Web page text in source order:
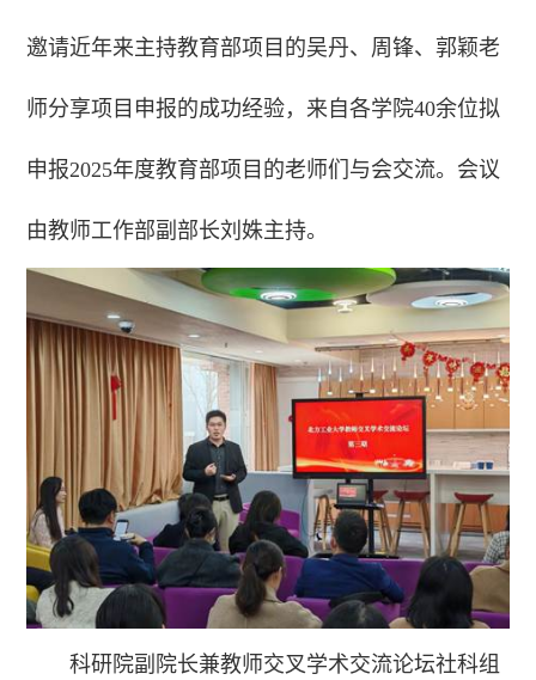
邀请近年来主持教育部项目的吴丹、周锋、郭颖老
师分享项目申报的成功经验，来自各学院40余位拟
申报2025年度教育部项目的老师们与会交流。会议
由教师工作部副部长刘姝主持。
科研院副院长兼教师交叉学术交流论坛社科组